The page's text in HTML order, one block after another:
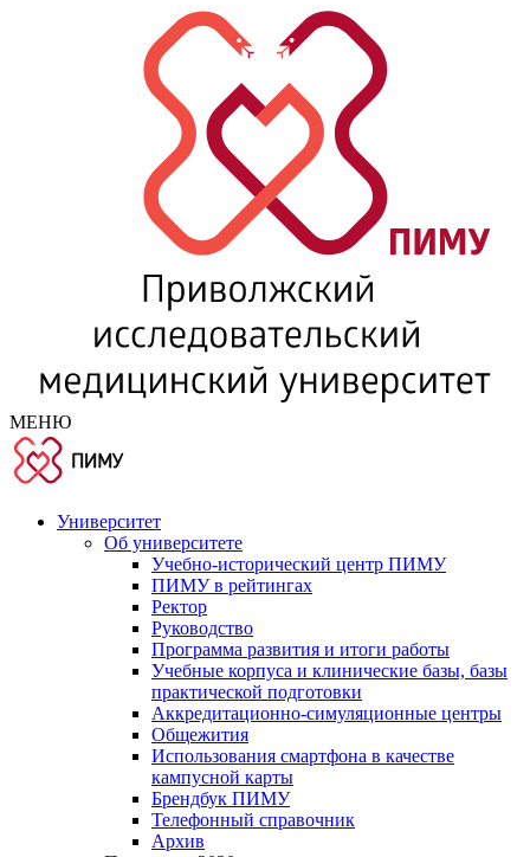
МЕНЮ
Университет
Об университете
Учебно-исторический центр ПИМУ
ПИМУ в рейтингах
Ректор
Руководство
Программа развития и итоги работы
Учебные корпуса и клинические базы, базы
практической подготовки
Аккредитационно-симуляционные центры
Общежития
Использования смартфона в качестве
кампусной карты
Брендбук ПИМУ
Телефонный справочник
Архив